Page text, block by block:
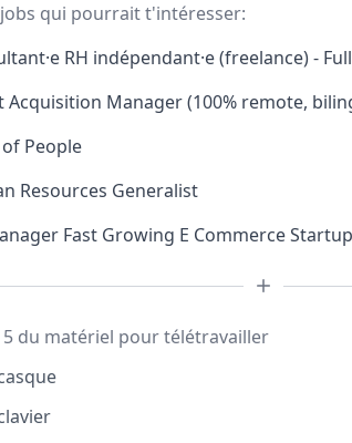
qui pourrait t'intéresser:
RH indépendant·e (freelance) -
Acquisition Manager (100% remote,
People
Resources Generalist
Fast Growing E Commerce Startup
du matériel pour télétravailler